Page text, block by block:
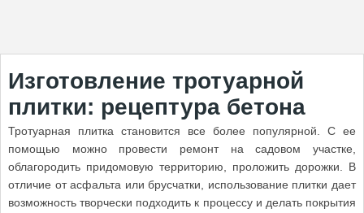
Изготовление тротуарной
плитки: рецептура бетона
Тротуарная плитка становится все более популярной. С ее
помощью можно провести ремонт на садовом участке,
облагородить придомовую территорию, проложить дорожки. В
отличие от асфальта или брусчатки, использование плитки дает
возможность творчески подходить к процессу и делать покрытия